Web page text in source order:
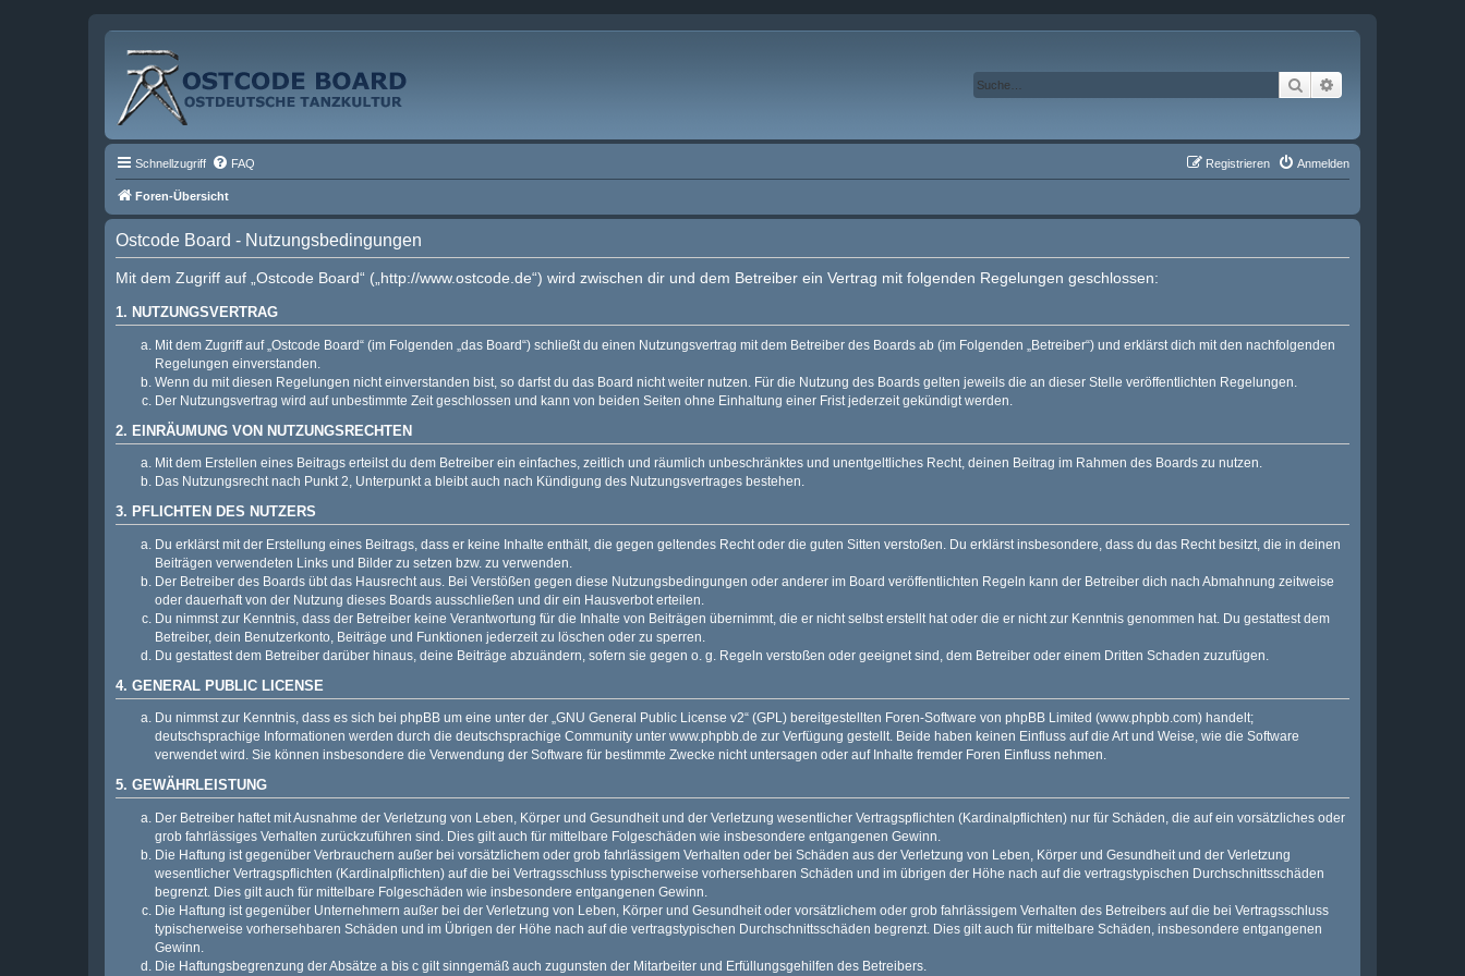
Suche
Schnellzugriff FAQ Anmelden
Registrieren
Foren-Übersicht
Ostcode Board - Nutzungsbedingungen
Mit dem Zugriff auf „Ostcode Board“ („http://www.ostcode.de“) wird zwischen dir und dem Betreiber ein Vertrag mit folgenden Regelungen geschlossen:
1. NUTZUNGSVERTRAG
Mit dem Zugriff auf „Ostcode Board“ (im Folgenden „das Board“) schließt du einen Nutzungsvertrag mit dem Betreiber des Boards ab (im Folgenden „Betreiber“) und erklärst dich mit den nachfolgenden
Regelungen einverstanden.
Wenn du mit diesen Regelungen nicht einverstanden bist, so darfst du das Board nicht weiter nutzen. Für die Nutzung des Boards gelten jeweils die an dieser Stelle veröffentlichten Regelungen.
Der Nutzungsvertrag wird auf unbestimmte Zeit geschlossen und kann von beiden Seiten ohne Einhaltung einer Frist jederzeit gekündigt werden.
2. EINRÄUMUNG VON NUTZUNGSRECHTEN
Mit dem Erstellen eines Beitrags erteilst du dem Betreiber ein einfaches, zeitlich und räumlich unbeschränktes und unentgeltliches Recht, deinen Beitrag im Rahmen des Boards zu nutzen.
Das Nutzungsrecht nach Punkt 2, Unterpunkt a bleibt auch nach Kündigung des Nutzungsvertrages bestehen.
3. PFLICHTEN DES NUTZERS
Du erklärst mit der Erstellung eines Beitrags, dass er keine Inhalte enthält, die gegen geltendes Recht oder die guten Sitten verstoßen. Du erklärst insbesondere, dass du das Recht besitzt, die in deinen
Beiträgen verwendeten Links und Bilder zu setzen bzw. zu verwenden.
Der Betreiber des Boards übt das Hausrecht aus. Bei Verstößen gegen diese Nutzungsbedingungen oder anderer im Board veröffentlichten Regeln kann der Betreiber dich nach Abmahnung zeitweise
oder dauerhaft von der Nutzung dieses Boards ausschließen und dir ein Hausverbot erteilen.
Du nimmst zur Kenntnis, dass der Betreiber keine Verantwortung für die Inhalte von Beiträgen übernimmt, die er nicht selbst erstellt hat oder die er nicht zur Kenntnis genommen hat. Du gestattest dem
Betreiber, dein Benutzerkonto, Beiträge und Funktionen jederzeit zu löschen oder zu sperren.
Du gestattest dem Betreiber darüber hinaus, deine Beiträge abzuändern, sofern sie gegen o. g. Regeln verstoßen oder geeignet sind, dem Betreiber oder einem Dritten Schaden zuzufügen.
4. GENERAL PUBLIC LICENSE
Du nimmst zur Kenntnis, dass es sich bei phpBB um eine unter der „GNU General Public License v2“ (GPL) bereitgestellten Foren-Software von phpBB Limited (www.phpbb.com) handelt;
deutschsprachige Informationen werden durch die deutschsprachige Community unter www.phpbb.de zur Verfügung gestellt. Beide haben keinen Einfluss auf die Art und Weise, wie die Software
verwendet wird. Sie können insbesondere die Verwendung der Software für bestimmte Zwecke nicht untersagen oder auf Inhalte fremder Foren Einfluss nehmen.
5. GEWÄHRLEISTUNG
Der Betreiber haftet mit Ausnahme der Verletzung von Leben, Körper und Gesundheit und der Verletzung wesentlicher Vertragspflichten (Kardinalpflichten) nur für Schäden, die auf ein vorsätzliches oder
grob fahrlässiges Verhalten zurückzuführen sind. Dies gilt auch für mittelbare Folgeschäden wie insbesondere entgangenen Gewinn.
Die Haftung ist gegenüber Verbrauchern außer bei vorsätzlichem oder grob fahrlässigem Verhalten oder bei Schäden aus der Verletzung von Leben, Körper und Gesundheit und der Verletzung
wesentlicher Vertragspflichten (Kardinalpflichten) auf die bei Vertragsschluss typischerweise vorhersehbaren Schäden und im übrigen der Höhe nach auf die vertragstypischen Durchschnittsschäden
begrenzt. Dies gilt auch für mittelbare Folgeschäden wie insbesondere entgangenen Gewinn.
Die Haftung ist gegenüber Unternehmern außer bei der Verletzung von Leben, Körper und Gesundheit oder vorsätzlichem oder grob fahrlässigem Verhalten des Betreibers auf die bei Vertragsschluss
typischerweise vorhersehbaren Schäden und im Übrigen der Höhe nach auf die vertragstypischen Durchschnittsschäden begrenzt. Dies gilt auch für mittelbare Schäden, insbesondere entgangenen
Gewinn.
Die Haftungsbegrenzung der Absätze a bis c gilt sinngemäß auch zugunsten der Mitarbeiter und Erfüllungsgehilfen des Betreibers.